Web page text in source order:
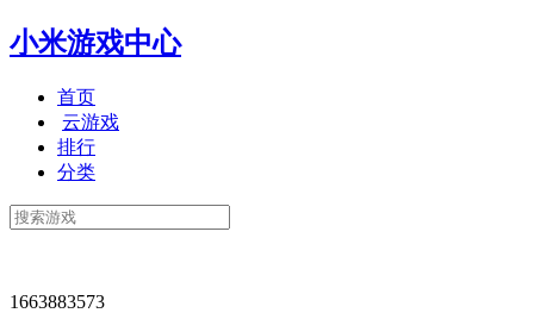
小米游戏中心
首页
云游戏
排行
分类
1663883573